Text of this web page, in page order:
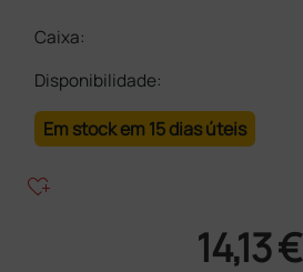
Caixa:
Disponibilidade:
Em stock em 15 dias úteis
heart_plus
14,13 €